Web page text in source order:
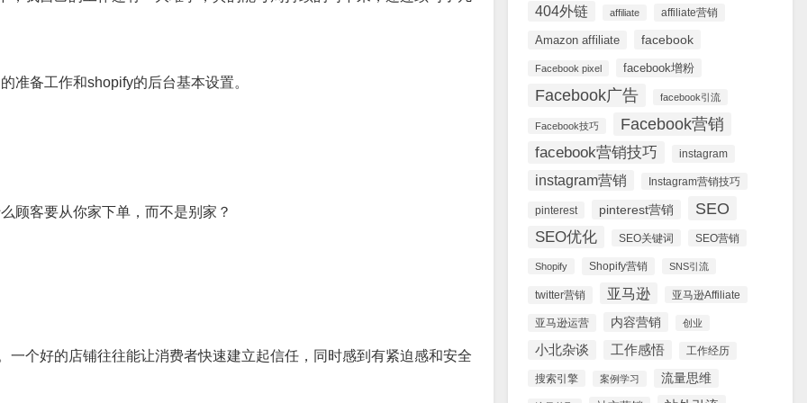
准备工作和shopify的后台基本设置。
顾客要从你家下单，而不是别家？
个好的店铺往往能让消费者快速建立起信任，同时感到有紧迫感和安全
404外链 affiliate affiliate营销
Amazon affiliate facebook
Facebook pixel facebook增粉
Facebook广告 facebook引流
Facebook技巧 Facebook营销
facebook营销技巧 instagram
instagram营销 Instagram营销技巧
pinterest pinterest营销 SEO
SEO优化 SEO关键词 SEO营销
Shopify Shopify营销 SNS引流
twitter营销 亚马逊 亚马逊Affiliate
亚马逊运营 内容营销 创业
小北杂谈 工作感悟 工作经历
搜索引擎 案例学习 流量思维